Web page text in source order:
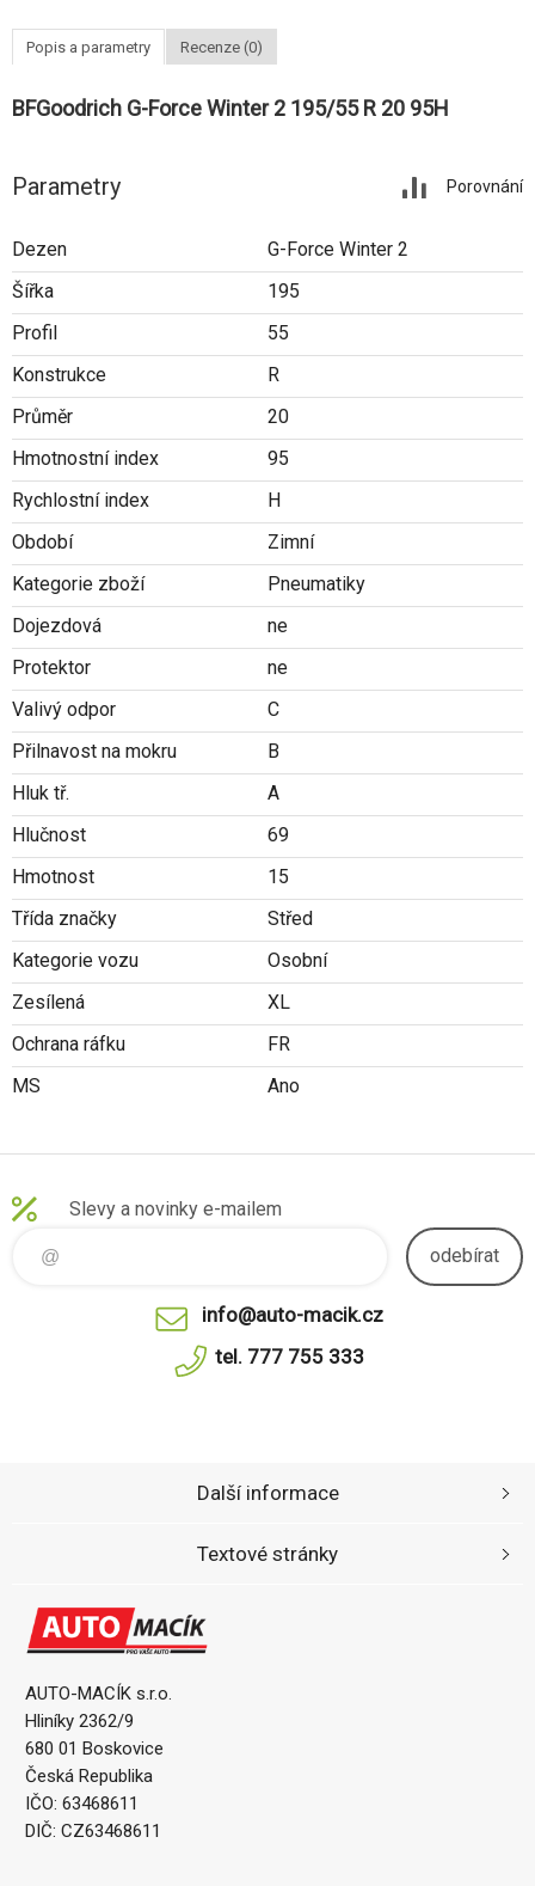
Popis a parametry Recenze (0)
BFGoodrich G-Force Winter 2 195/55 R 20 95H
Parametry Porovnání
Dezen
G-Force Winter 2
Šířka
195
Profil
55
Konstrukce
R
Průměr
20
Hmotnostní index
95
Rychlostní index
H
Období
Zimní
Kategorie zboží
Pneumatiky
Dojezdová
ne
Protektor
ne
Valivý odpor
C
Přilnavost na mokru
B
Hluk tř.
A
Hlučnost
69
Hmotnost
15
Třída značky
Střed
Kategorie vozu
Osobní
Zesílená
XL
Ochrana ráfku
FR
MS
Ano
Slevy a novinky e-mailem
odebírat
info@auto-macik.cz
tel. 777 755 333
AUTO-MACÍK s.r.o.
Hliníky 2362/9
680 01 Boskovice
Česká Republika
IČO: 63468611
DIČ: CZ63468611
Další informace
Textové stránky